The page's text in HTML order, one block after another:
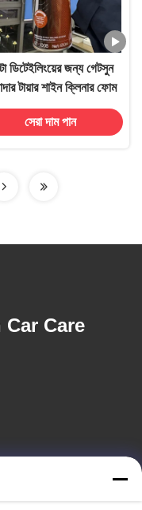
ডিটেইলিংয়ের জন্য গেটসুন
টায়ার শাইন ক্লিনার ফোম
সেরা দাম পান
Care